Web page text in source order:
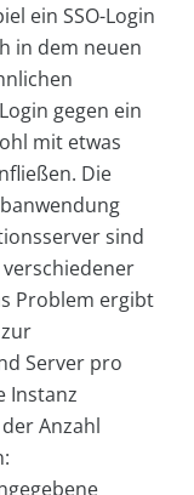
ein SSO-Login
in dem neuen
gegen ein
mit etwas
Die
sind
Problem ergibt
Server pro
Instanz
Anzahl